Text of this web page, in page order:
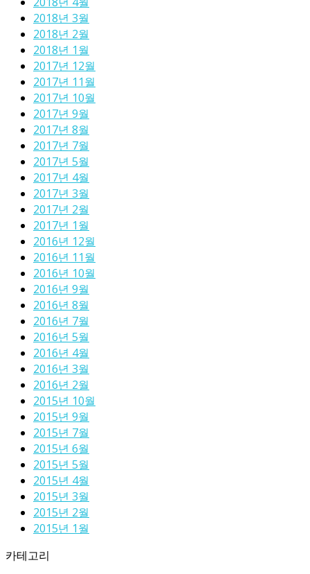
2018년 3월
2018년 2월
2018년 1월
2017년 12월
2017년 11월
2017년 10월
2017년 9월
2017년 8월
2017년 7월
2017년 5월
2017년 4월
2017년 3월
2017년 2월
2017년 1월
2016년 12월
2016년 11월
2016년 10월
2016년 9월
2016년 8월
2016년 7월
2016년 5월
2016년 4월
2016년 3월
2016년 2월
2015년 10월
2015년 9월
2015년 7월
2015년 6월
2015년 5월
2015년 4월
2015년 3월
2015년 2월
2015년 1월
카테고리